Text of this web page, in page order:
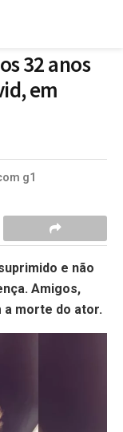
32 anos
em
g1
e não
Amigos,
a morte do ator.